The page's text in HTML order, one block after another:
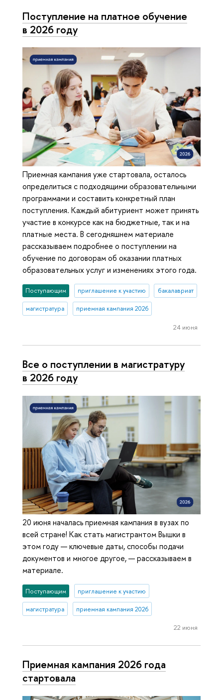
Поступление на платное обучение
в 2026 году
Приемная кампания уже стартовала, осталось
определиться с подходящими образовательными
программами и составить конкретный план
поступления. Каждый абитуриент может принять
участие в конкурсе как на бюджетные, так и на
платные места. В сегодняшнем материале
рассказываем подробнее о поступлении на
обучение по договорам об оказании платных
образовательных услуг и изменениях этого года.
Поступающим приглашение к участию бакалавриат
магистратура приемная кампания 2026
24 июня
Все о поступлении в магистратуру
в 2026 году
20 июня началась приемная кампания в вузах по
всей стране! Как стать магистрантом Вышки в
этом году — ключевые даты, способы подачи
документов и многое другое, — рассказываем в
материале.
Поступающим приглашение к участию
магистратура приемная кампания 2026
22 июня
Приемная кампания 2026 года
стартовала